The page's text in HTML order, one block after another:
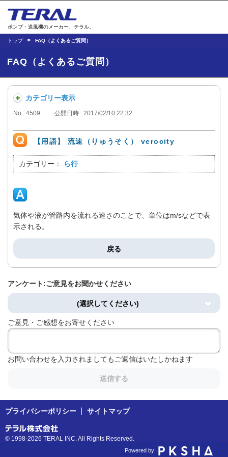
ポンプ・送風機のメーカー、テラル。
トップ FAQ（よくあるご質問）
FAQ（よくあるご質問）
カテゴリー表示
No : 4509 公開日時 : 2017/02/10 22:32
【用語】 流速（りゅうそく） verocity
カテゴリー： ら行
気体や液が管路内を流れる速さのことで、単位はm/sなどで表
示される。
戻る
アンケート:ご意見をお聞かせください
(選択してください)
ご意見・ご感想をお寄せください
お問い合わせを入力されましてもご返信はいたしかねます
送信する
プライバシーポリシー サイトマップ
© 1998-2026 TERAL INC. All Rights Reserved.
Powered by